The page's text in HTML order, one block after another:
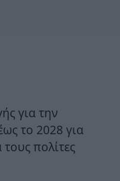
για την
το 2028 για
τους πολίτες